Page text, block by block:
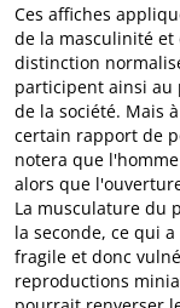
Ces affiches
de la masculinité
distinction
participent ainsi au
de la société. Mais
certain rapport de
notera que
alors que
La musculature du
la seconde, ce qui
fragile et donc
reproductions